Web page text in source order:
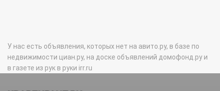
У нас есть объявления, которых нет на авито.ру, в базе по
недвижимости циан.ру, на доске объявлений домофонд.ру и
в газете из рук в руки irr.ru